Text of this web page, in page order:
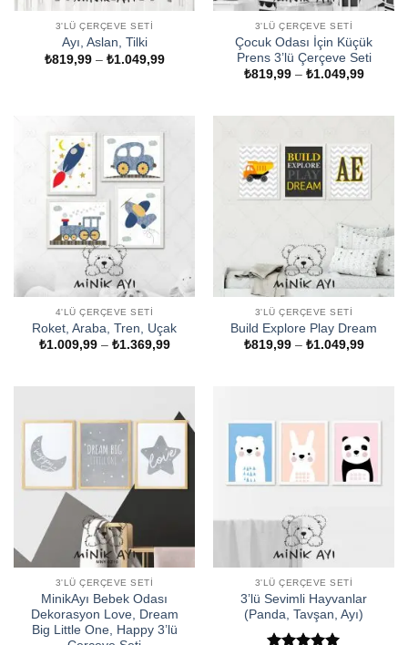
3'LÜ ÇERÇEVE SETI
Ayı, Aslan, Tilki
₺819,99 – ₺1.049,99Fiyat
3'LÜ ÇERÇEVE SETI
Çocuk Odası İçin Küçük
Prens 3’lü Çerçeve Seti
₺819,99 – ₺1.049,99Fiyat
4'LÜ ÇERÇEVE SETI
Roket, Araba, Tren, Uçak
₺1.009,99 – ₺1.369,99Fiyat
3'LÜ ÇERÇEVE SETI
Build Explore Play Dream
₺819,99 – ₺1.049,99Fiyat
3'LÜ ÇERÇEVE SETI
MinikAyı Bebek Odası
Dekorasyon Love, Dream
Big Little One, Happy 3’lü
3'LÜ ÇERÇEVE SETI
3’lü Sevimli Hayvanlar
(Panda, Tavşan, Ayı)